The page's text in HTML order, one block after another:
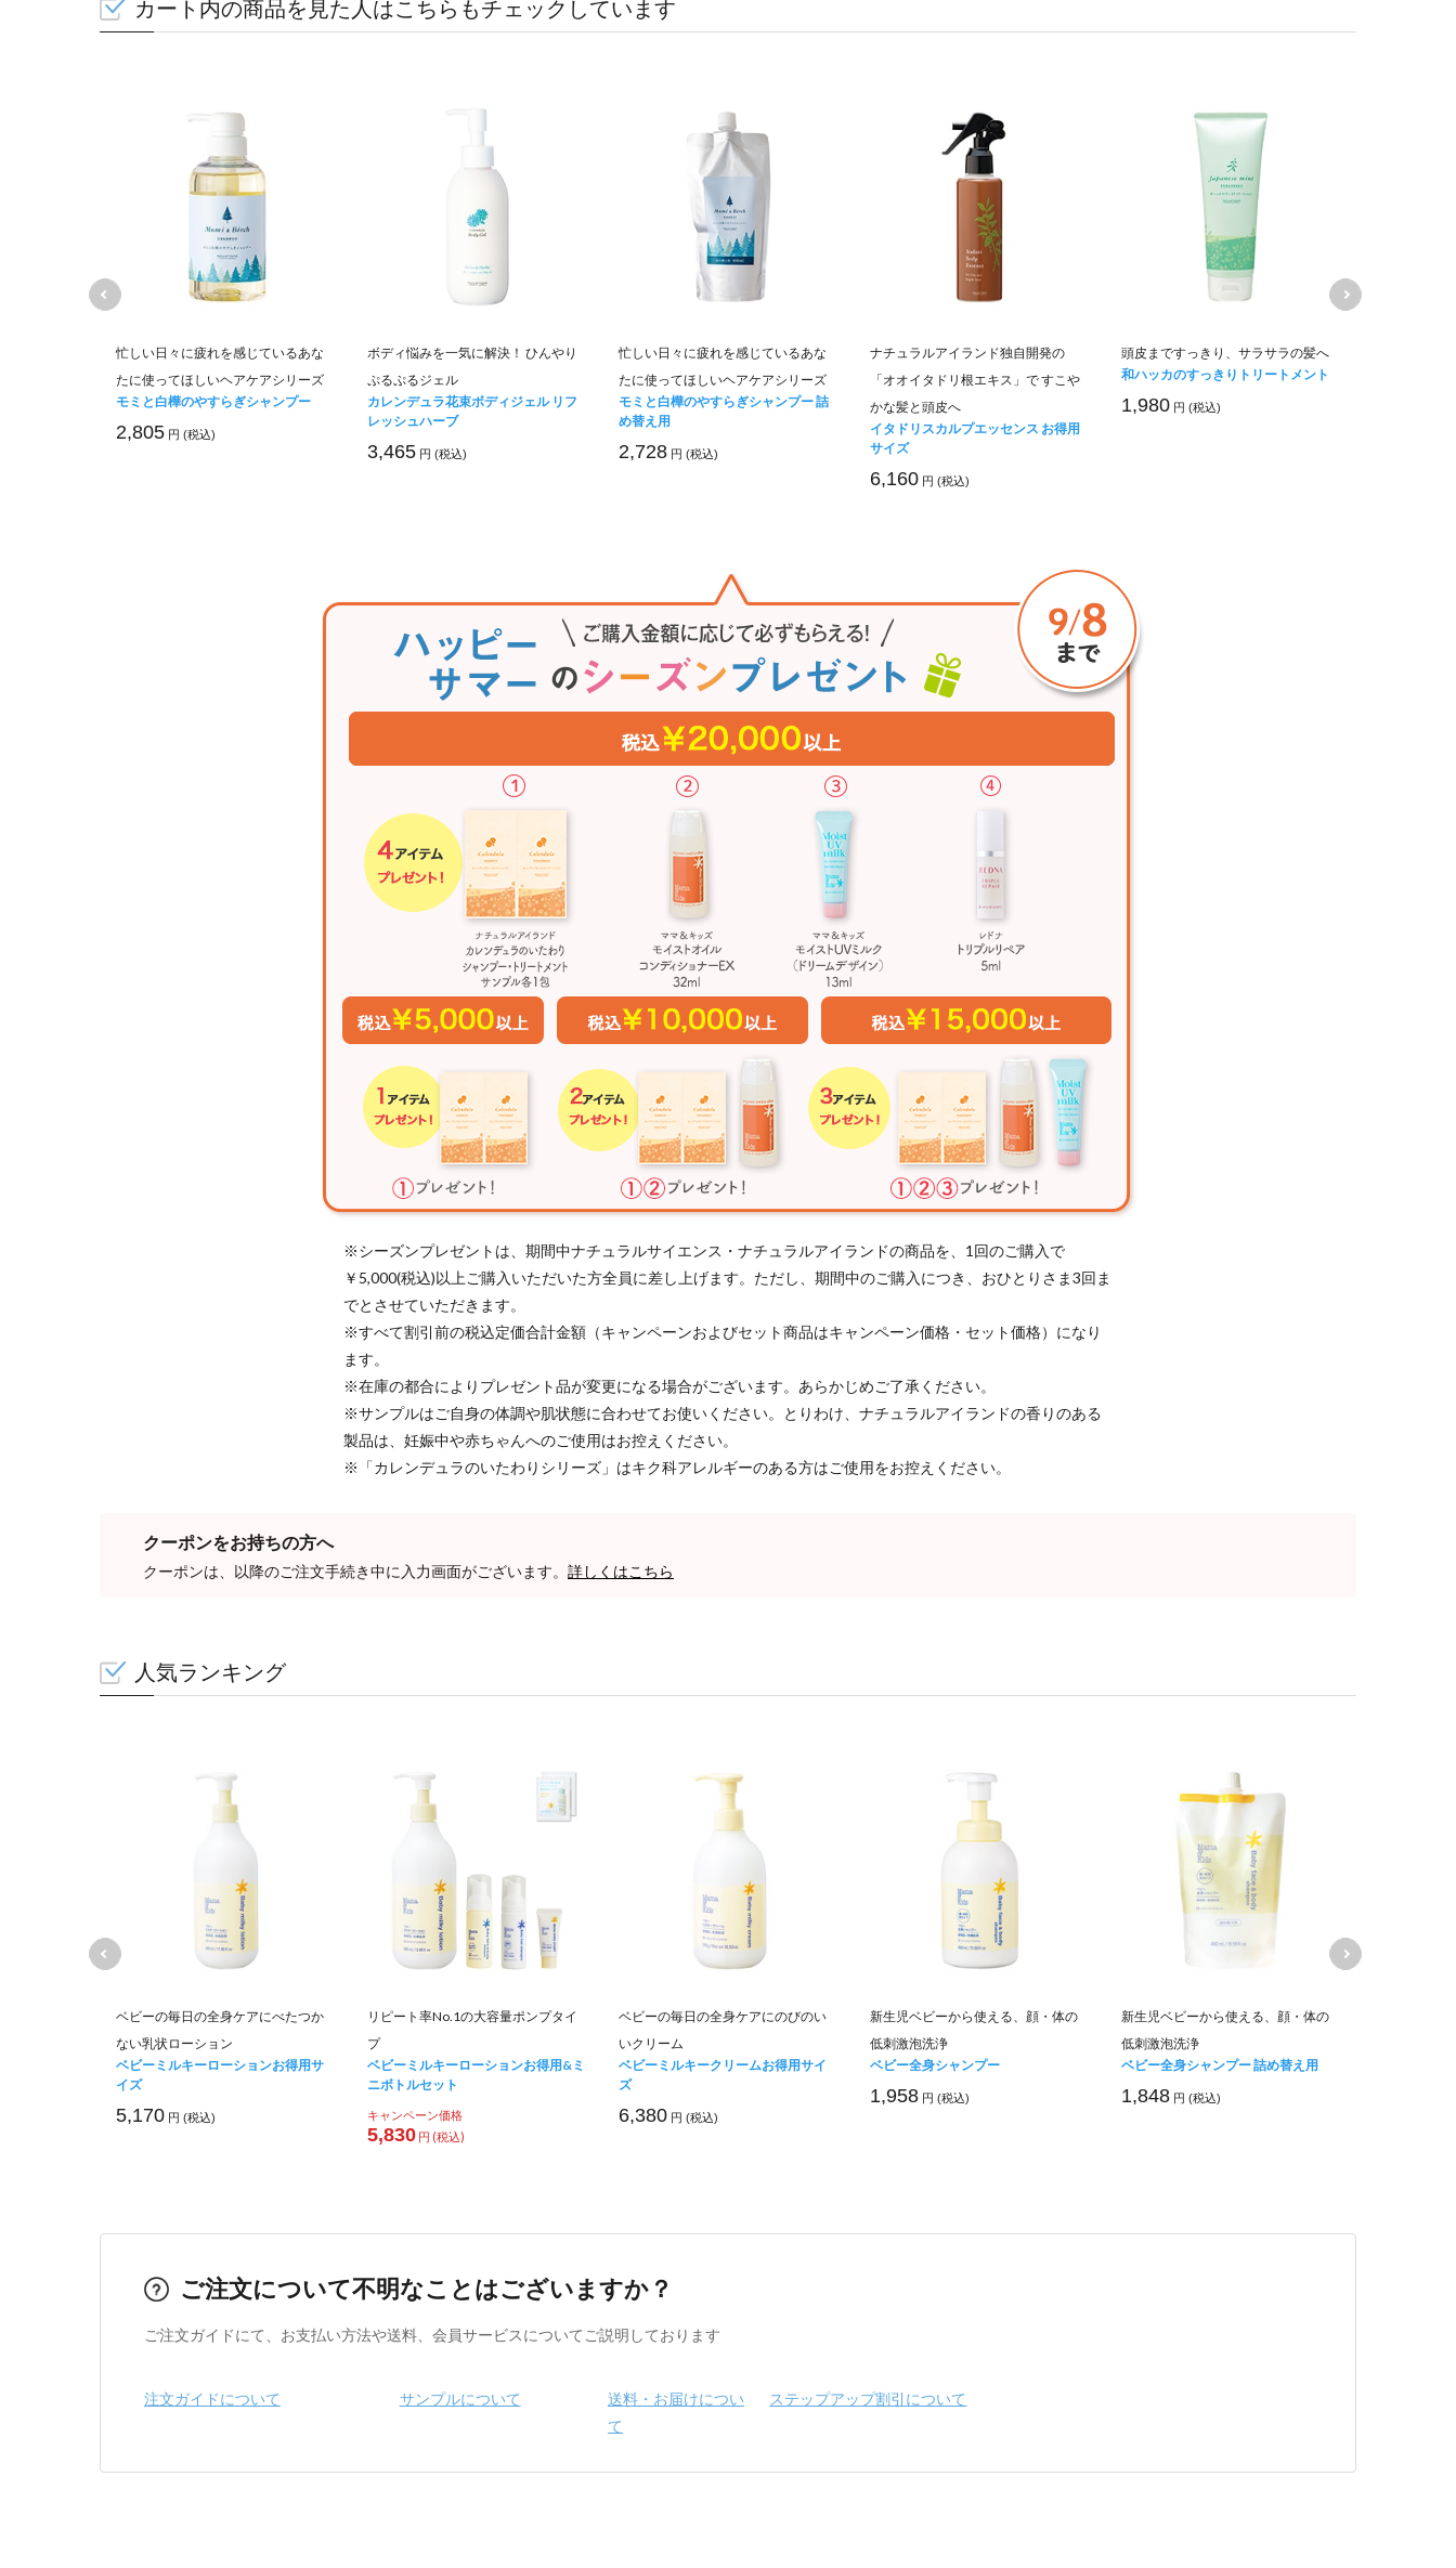
カート内の商品を見た人はこちらもチェックしています
忙しい日々に疲れを感じているあな
たに使ってほしいヘアケアシリーズ
モミと白樺のやすらぎシャンプー
2,805 円 (税込)
ボディ悩みを一気に解決！ ひんやり
ぷるぷるジェル
カレンデュラ花束ボディジェル リフ
レッシュハーブ
3,465 円 (税込)
忙しい日々に疲れを感じているあな
たに使ってほしいヘアケアシリーズ
モミと白樺のやすらぎシャンプー 詰
め替え用
2,728 円 (税込)
ナチュラルアイランド独自開発の
「オオイタドリ根エキス」で すこや
かな髪と頭皮へ
イタドリスカルプエッセンス お得用
サイズ
6,160 円 (税込)
頭皮まですっきり、サラサラの髪へ
和ハッカのすっきりトリートメント
1,980 円 (税込)
※シーズンプレゼントは、期間中ナチュラルサイエンス・ナチュラルアイランドの商品を、1回のご購入で
￥5,000(税込)以上ご購入いただいた方全員に差し上げます。ただし、期間中のご購入につき、おひとりさま3回ま
でとさせていただきます。
※すべて割引前の税込定価合計金額（キャンペーンおよびセット商品はキャンペーン価格・セット価格）になり
ます。
※在庫の都合によりプレゼント品が変更になる場合がございます。あらかじめご了承ください。
※サンプルはご自身の体調や肌状態に合わせてお使いください。とりわけ、ナチュラルアイランドの香りのある
製品は、妊娠中や赤ちゃんへのご使用はお控えください。
※「カレンデュラのいたわりシリーズ」はキク科アレルギーのある方はご使用をお控えください。
クーポンをお持ちの方へ
クーポンは、以降のご注文手続き中に入力画面がございます。 詳しくはこちら
人気ランキング
ベビーの毎日の全身ケアにべたつか
ない乳状ローション
ベビーミルキーローションお得用サ
イズ
5,170 円 (税込)
リピート率No.1の大容量ポンプタイ
プ
ベビーミルキーローションお得用&ミ
ニボトルセット
キャンペーン価格
5,830 円 (税込)
ベビーの毎日の全身ケアにのびのい
いクリーム
ベビーミルキークリームお得用サイ
ズ
6,380 円 (税込)
新生児ベビーから使える、顔・体の
低刺激泡洗浄
ベビー全身シャンプー
1,958 円 (税込)
新生児ベビーから使える、顔・体の
低刺激泡洗浄
ベビー全身シャンプー 詰め替え用
1,848 円 (税込)
ご注文について不明なことはございますか？
ご注文ガイドにて、お支払い方法や送料、会員サービスについてご説明しております
注文ガイドについて サンプルについて
送料・お届けについ
て
ステップアップ割引について